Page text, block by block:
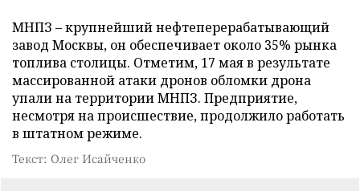
МНПЗ – крупнейший нефтеперерабатывающий
завод Москвы, он обеспечивает около 35% рынка
топлива столицы. Отметим, 17 мая в результате
массированной атаки дронов обломки дрона
упали на территории МНПЗ. Предприятие,
несмотря на происшествие, продолжило работать
в штатном режиме.
Текст: Олег Исайченко